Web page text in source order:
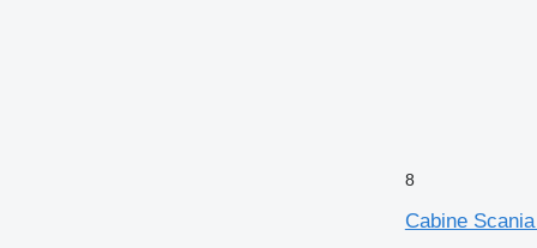
8
Cabine